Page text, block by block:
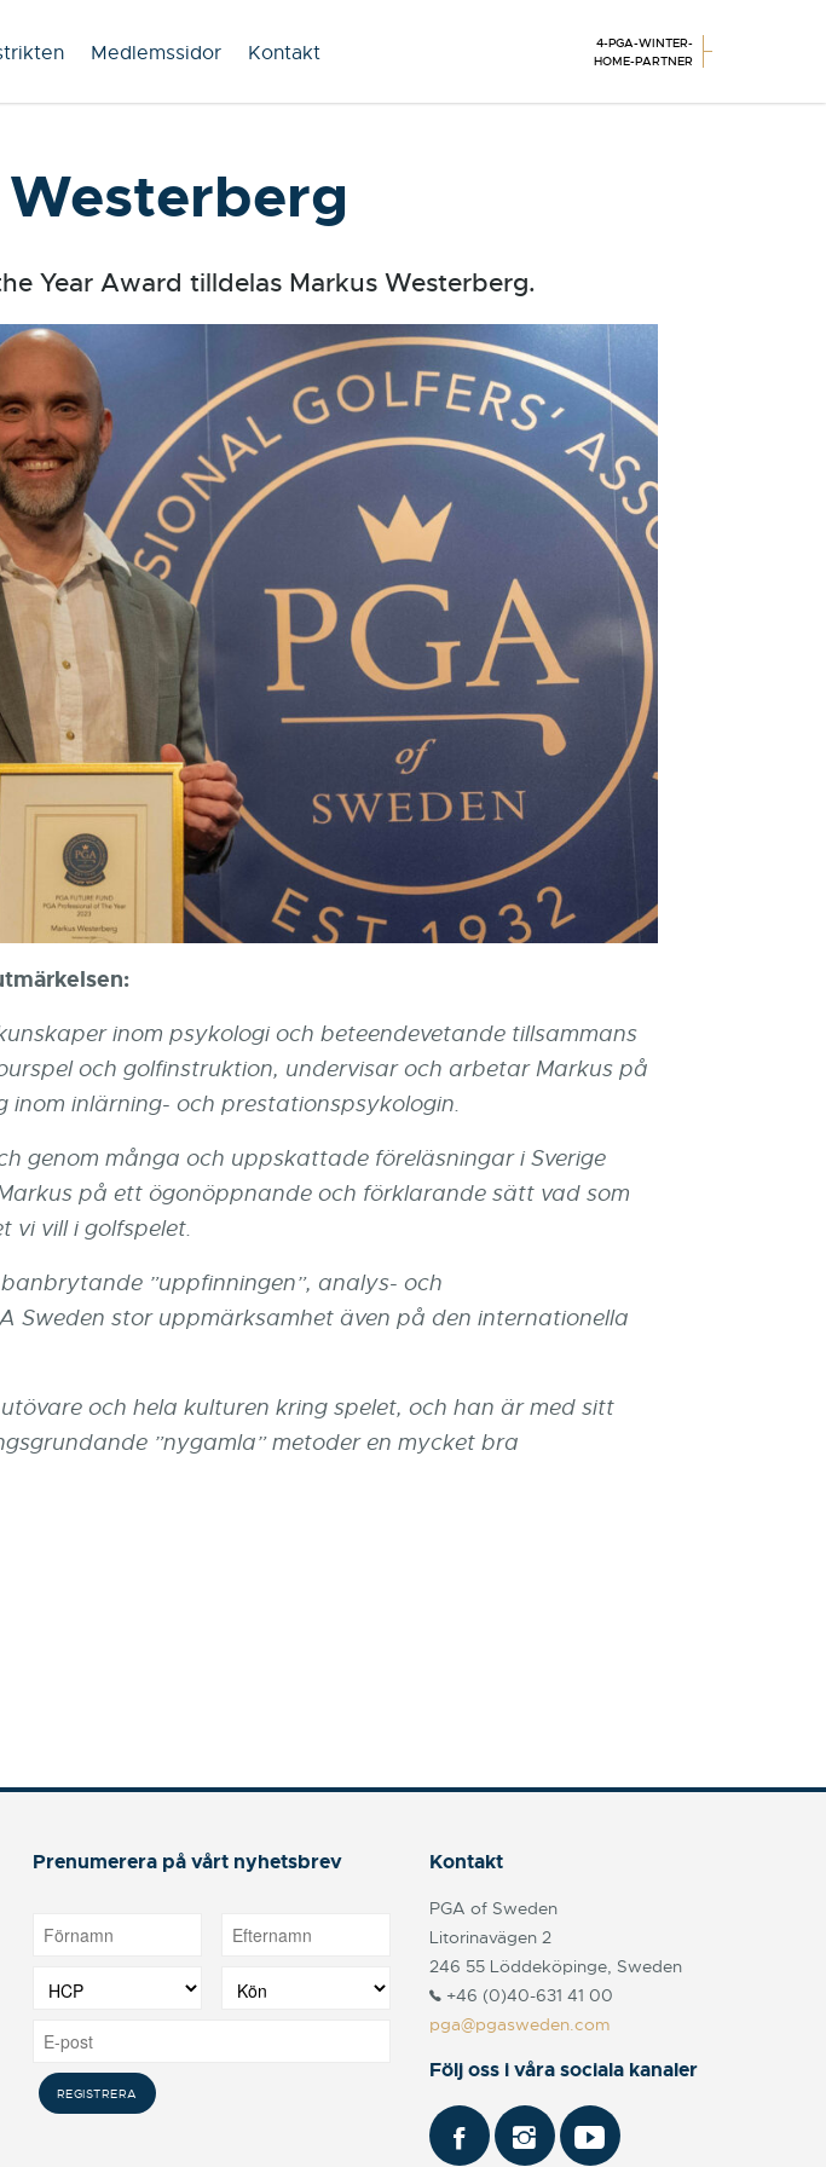
Medlemssidor Kontakt
4-PGA-WINTER-
HOME-PARTNER
Year Award tilldelas Markus Westerberg.
inom psykologi och beteendevetande tillsammans
och golfinstruktion, undervisar och arbetar Markus på
inlärning- och prestationspsykologin.
genom många och uppskattade föreläsningar i Sverige
på ett ögonöppnande och förklarande sätt vad som
vi vill i golfspelet.
”uppfinningen”, analys- och
Sweden stor uppmärksamhet även på den internationella
och hela kulturen kring spelet, och han är med sitt
”nygamla” metoder en mycket bra
Prenumerera på vårt nyhetsbrev Kontakt
PGA of Sweden
Litorinavägen 2
246 55 Löddeköpinge, Sweden
+46 (0)40-631 41 00
pga@pgasweden.com
Följ oss i våra sociala kanaler